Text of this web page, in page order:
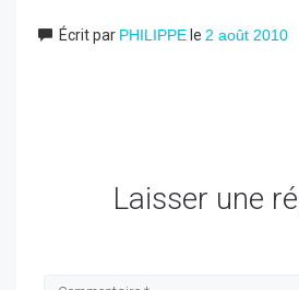
Écrit par PHILIPPE le 2 août 2010
Laisser une